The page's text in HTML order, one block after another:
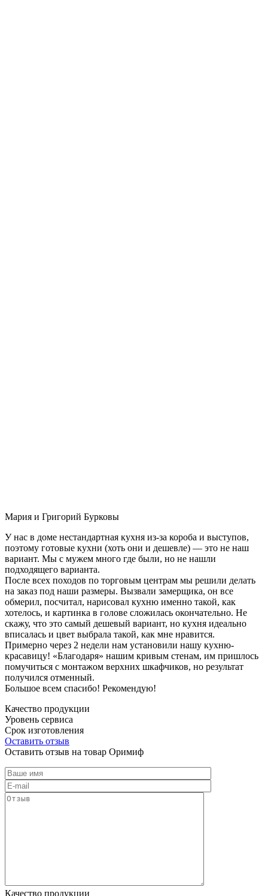
Мария и Григорий Бурковы
У нас в доме нестандартная кухня из-за короба и выступов,
поэтому готовые кухни (хоть они и дешевле) — это не наш
вариант. Мы с мужем много где были, но не нашли
подходящего варианта.
После всех походов по торговым центрам мы решили делать
на заказ под наши размеры. Вызвали замерщика, он все
обмерил, посчитал, нарисовал кухню именно такой, как
хотелось, и картинка в голове сложилась окончательно. Не
скажу, что это самый дешевый вариант, но кухня идеально
вписалась и цвет выбрала такой, как мне нравится.
Примерно через 2 недели нам установили нашу кухню-
красавицу! «Благодаря» нашим кривым стенам, им пришлось
помучиться с монтажом верхних шкафчиков, но результат
получился отменный.
Большое всем спасибо! Рекомендую!
Качество продукции
Уровень сервиса
Срок изготовления
Оставить отзыв
Оставить отзыв на товар Оримиф
Качество продукции